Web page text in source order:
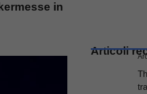
in
Articoli